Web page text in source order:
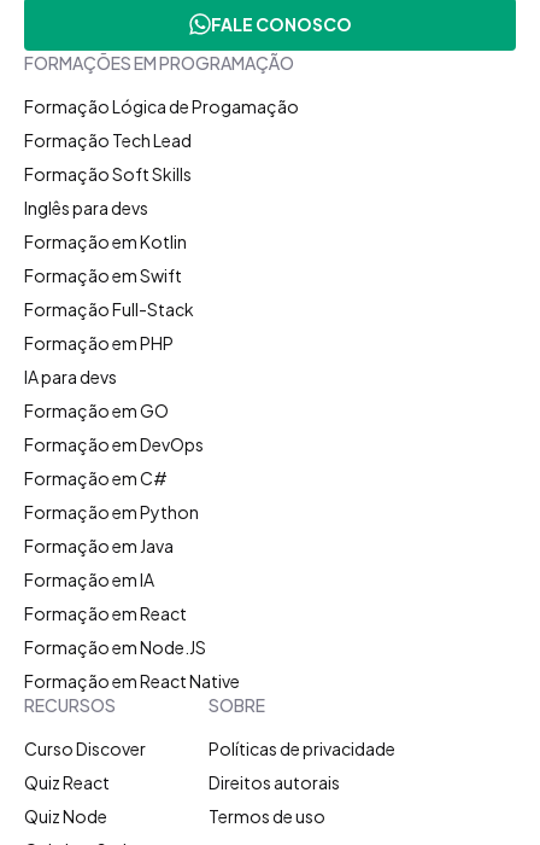
FALE CONOSCO
FORMAÇÕES EM PROGRAMAÇÃO
Formação Lógica de Progamação
Formação Tech Lead
Formação Soft Skills
Inglês para devs
Formação em Kotlin
Formação em Swift
Formação Full-Stack
Formação em PHP
IA para devs
Formação em GO
Formação em DevOps
Formação em C#
Formação em Python
Formação em Java
Formação em IA
Formação em React
Formação em Node.JS
Formação em React Native
RECURSOS
Curso Discover
Quiz React
Quiz Node
SOBRE
Políticas de privacidade
Direitos autorais
Termos de uso